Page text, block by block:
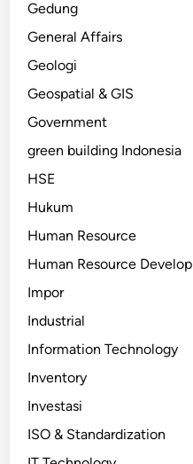
Gedung
General Affairs
Geologi
Geospatial & GIS
Government
green building Indonesia
HSE
Hukum
Human Resource
Human Resource
Impor
Industrial
Information Technology
Inventory
Investasi
ISO & Standardization